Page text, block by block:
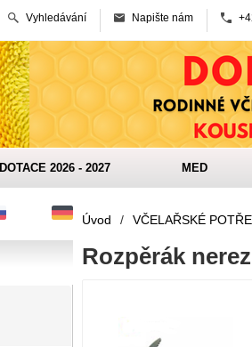
Vyhledávání Napište nám
DOTACE 2026 - 2027 MED
Úvod / VČELAŘSKÉ
Rozpěrák